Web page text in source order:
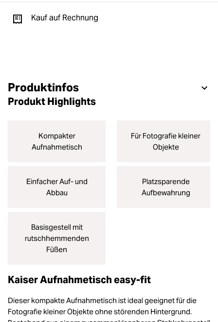
Kauf auf Rechnung
Produktinfos
Produkt Highlights
Kompakter
Aufnahmetisch
Für Fotografie kleiner
Objekte
Einfacher Auf- und
Abbau
Platzsparende
Aufbewahrung
Basisgestell mit
rutschhemmenden
Füßen
Kaiser Aufnahmetisch easy-fit
Dieser kompakte Aufnahmetisch ist ideal geeignet für die
Fotografie kleiner Objekte ohne störenden Hintergrund.